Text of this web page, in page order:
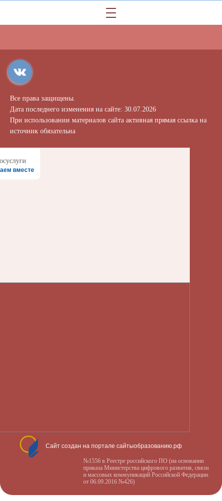
Все права защищены.
Дата последнего изменения на сайте: 30.07.2026
При использовании материалов сайта активная прямая ссылка на
источник обязательна
вместе
Сайт создан на портале сайтыобразованию.рф
№1556 в Реестре российского ПО (на основании
приказа Министерства цифрового развития, связи
и массовых коммуникаций Российской Федерации
от 06.09.2016 №426)